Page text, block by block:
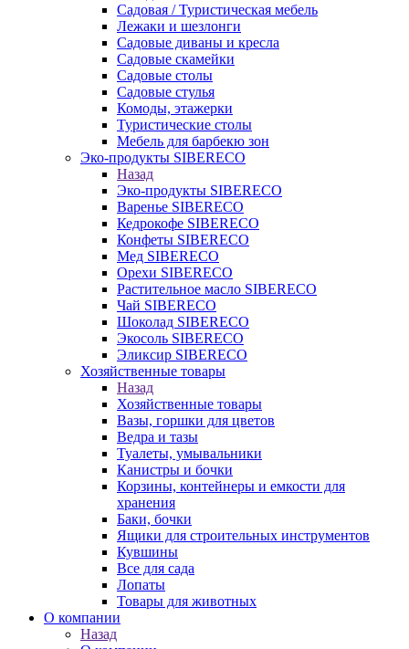
Садовая / Туристическая мебель
Лежаки и шезлонги
Садовые диваны и кресла
Садовые скамейки
Садовые столы
Садовые стулья
Комоды, этажерки
Туристические столы
Мебель для барбекю зон
Эко-продукты SIBERECO
Назад
Эко-продукты SIBERECO
Варенье SIBERECO
Кедрокофе SIBERECO
Конфеты SIBERECO
Мед SIBERECO
Орехи SIBERECO
Растительное масло SIBERECO
Чай SIBERECO
Шоколад SIBERECO
Экосоль SIBERECO
Эликсир SIBERECO
Хозяйственные товары
Назад
Хозяйственные товары
Вазы, горшки для цветов
Ведра и тазы
Туалеты, умывальники
Канистры и бочки
Корзины, контейнеры и емкости для
хранения
Баки, бочки
Ящики для строительных инструментов
Кувшины
Все для сада
Лопаты
Товары для животных
О компании
Назад